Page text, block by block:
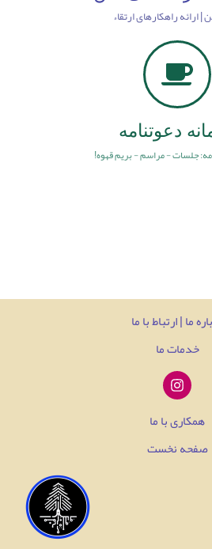
| ارائه راهکارهای ارتقاء
دعوتنامه
جلسات - مراسم - بریم قهوه!
ما | ارتباط با ما
خدمات ما
همکاری با ما
صفحه نخست